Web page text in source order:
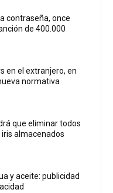
contraseña, once
de 400.000
en el extranjero, en
normativa
que eliminar todos
iris almacenados
y aceite: publicidad